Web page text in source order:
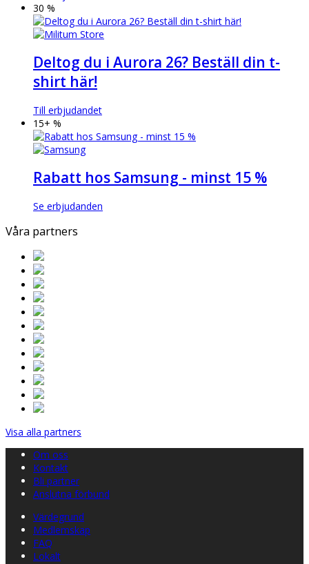
30 %
Deltog du i Aurora 26? Beställ din t-
shirt här!
Till erbjudandet
15+ %
Rabatt hos Samsung - minst 15 %
Se erbjudanden
Våra partners
Visa alla partners
Om oss
Kontakt
Bli partner
Anslutna förbund
Värdegrund
Medlemskap
FAQ
Lokalt